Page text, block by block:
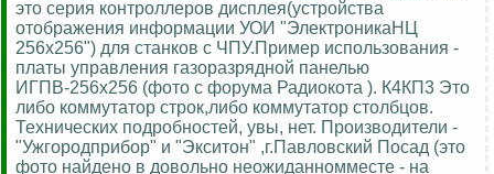
это серия контроллеров дисплея(устройства
отображения информации УОИ "ЭлектроникаНЦ
256x256") для станков с ЧПУ.Пример использования -
платы управления газоразрядной панелью
ИГПВ-256х256 (фото с форума Радиокота ). К4КП3 Это
либо коммутатор строк,либо коммутатор столбцов.
Технических подробностей, увы, нет. Производители -
"Ужгородприбор" и "Экситон" ,г.Павловский Посад (это
фото найдено в довольно неожиданномместе - на